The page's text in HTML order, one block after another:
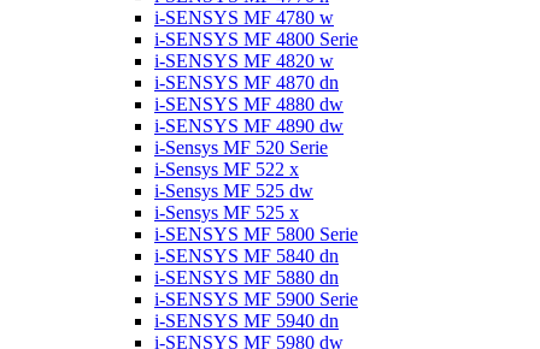
i-SENSYS MF 4780 w
i-SENSYS MF 4800 Serie
i-SENSYS MF 4820 w
i-SENSYS MF 4870 dn
i-SENSYS MF 4880 dw
i-SENSYS MF 4890 dw
i-Sensys MF 520 Serie
i-Sensys MF 522 x
i-Sensys MF 525 dw
i-Sensys MF 525 x
i-SENSYS MF 5800 Serie
i-SENSYS MF 5840 dn
i-SENSYS MF 5880 dn
i-SENSYS MF 5900 Serie
i-SENSYS MF 5940 dn
i-SENSYS MF 5980 dw